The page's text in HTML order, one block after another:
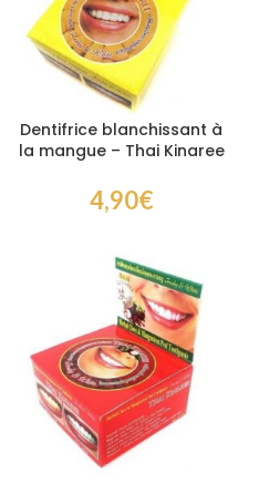
Dentifrice blanchissant à
la mangue – Thai Kinaree
4,90€